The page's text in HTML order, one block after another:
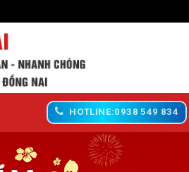
HOTLINE:0938 549 834